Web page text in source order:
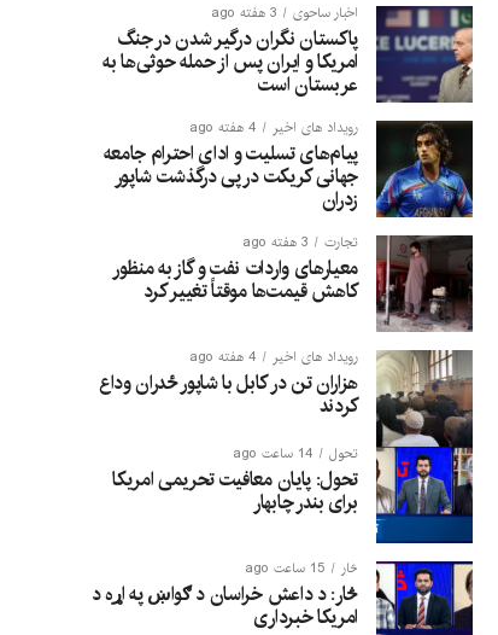
اخبار ساحوی 3 هفته ago
پاکستان نگران درگیر شدن در جنگ
امریکا و ایران پس از حمله حوثی‌ها به
عربستان است
رویداد های اخیر 4 هفته ago
پیام‌های تسلیت و ادای احترام جامعه
جهانی کریکت در پی درگذشت شاپور
زدران
تجارت 3 هفته ago
معیارهای واردات نفت و گاز به منظور
کاهش قیمت‌ها موقتاً تغییر کرد
رویداد های اخیر 4 هفته ago
هزاران تن در کابل با شاپور ځدران وداع
کردند
تحول 14 ساعت ago
تحول: پایان معافیت تحریمی امریکا
برای بندر چابهار
څار 15 ساعت ago
څار: د داعش خراسان د ګواښ په اړه د
امریکا خبرداری